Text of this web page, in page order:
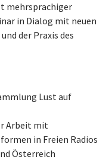
mehrsprachiger
in Dialog mit neuen
der Praxis des
Lust auf
Arbeit mit
in Freien Radios
Österreich